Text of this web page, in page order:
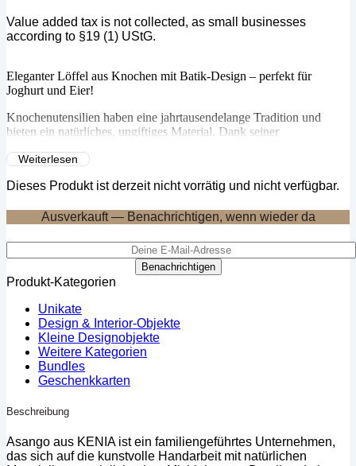
Value added tax is not collected, as small businesses
according to §19 (1) UStG.
Eleganter Löffel aus Knochen mit Batik-Design – perfekt für
Joghurt und Eier!
Knochenutensilien haben eine jahrtausendelange Tradition und
bieten ein natürliches, ungiftiges Material. Dank seiner
Kaviar und schwefelreiche Speisen, da es nicht verfärbt. Dieser
Weiterlesen
Dieses Produkt ist derzeit nicht vorrätig und nicht verfügbar.
Ausverkauft — Benachrichtigen, wenn wieder da
Benachrichtigen
Produkt-Kategorien
Unikate
Design & Interior-Objekte
Kleine Designobjekte
Weitere Kategorien
Bundles
Geschenkkarten
Beschreibung
Asango aus KENIA ist ein familiengeführtes Unternehmen,
das sich auf die kunstvolle Handarbeit mit natürlichen